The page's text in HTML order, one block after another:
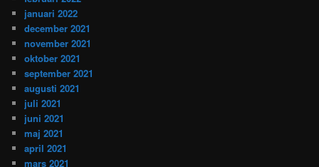
januari 2022
december 2021
november 2021
oktober 2021
september 2021
augusti 2021
juli 2021
juni 2021
maj 2021
april 2021
mars 2021